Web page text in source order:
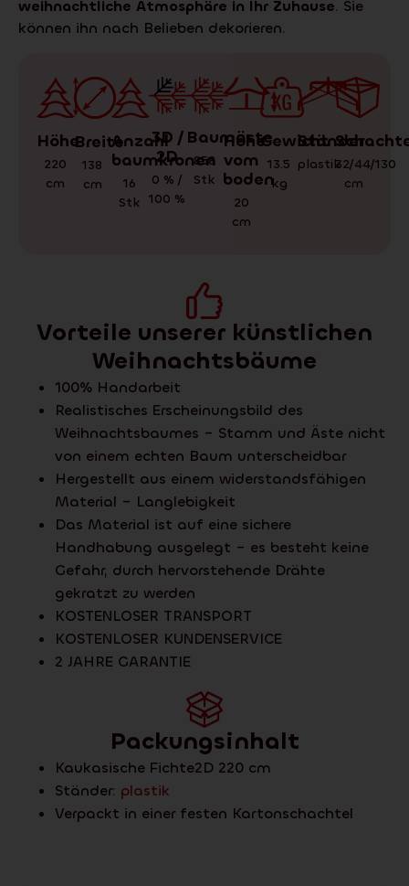
weihnachtliche Atmosphäre in Ihr Zuhause. Sie
können ihn nach Belieben dekorieren.
Höhe
220
cm
Breite
138
cm
Anzahl
baumkronen
16
Stk
3D /
2D
0 % /
100 %
Baumäste
858
Stk
Höhe
vom
boden
20
cm
Gewicht
13.5
kg
Ständer
plastik32/44/130
cm
Vorteile unserer künstlichen
Weihnachtsbäume
100% Handarbeit
Realistisches Erscheinungsbild des
Weihnachtsbaumes – Stamm und Äste nicht
von einem echten Baum unterscheidbar
Hergestellt aus einem widerstandsfähigen
Material – Langlebigkeit
Das Material ist auf eine sichere
Handhabung ausgelegt – es besteht keine
Gefahr, durch hervorstehende Drähte
gekratzt zu werden
KOSTENLOSER TRANSPORT
KOSTENLOSER KUNDENSERVICE
2 JAHRE GARANTIE
Packungsinhalt
Kaukasische Fichte2D 220 cm
Ständer: plastik
Verpackt in einer festen Kartonschachtel